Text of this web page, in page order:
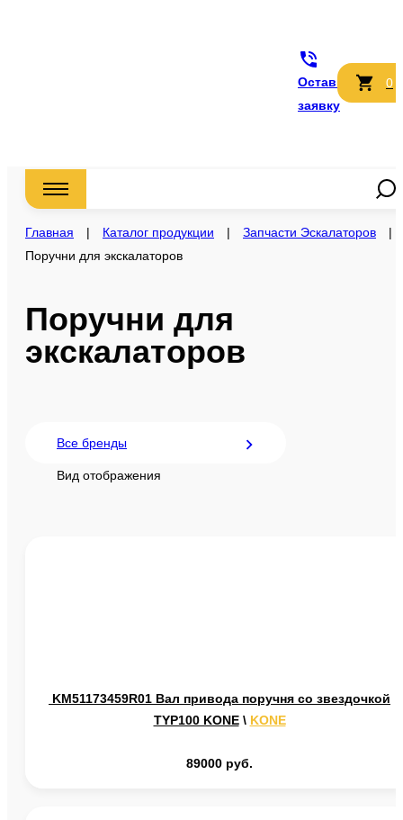
Оставить
заявку
0
Запчасти для лифтов
Запчасти Эскалаторов
Главная | Каталог продукции | Запчасти Эскалаторов
|
Поручни для экскалаторов
Поручни для
экскалаторов
Все бренды
KONE
Вид отображения
KM51173459R01 Вал привода поручня со звездочкой
TYP100 KONE\ KONE
89000 руб.